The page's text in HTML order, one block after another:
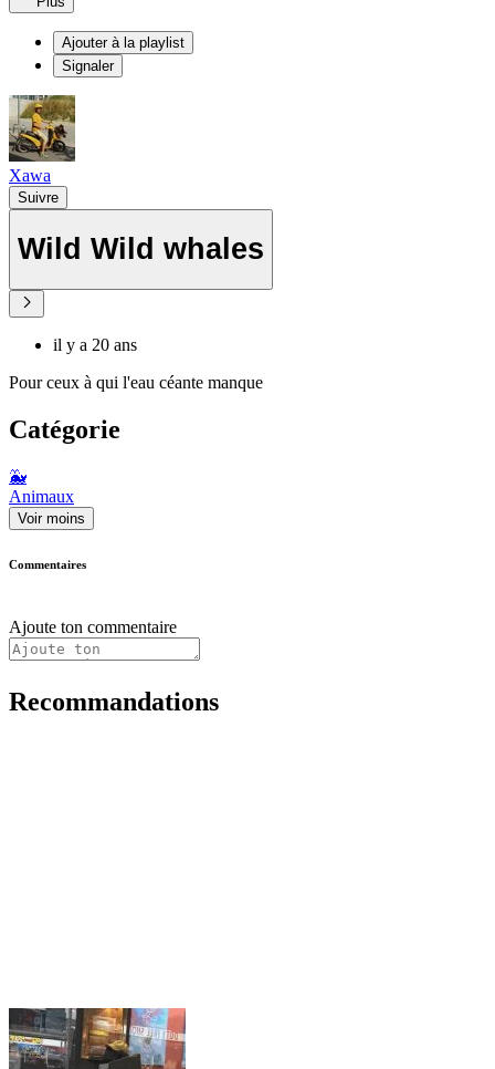
Ajouter à la playlist
Signaler
Xawa
Suivre
Wild Wild whales
il y a 20 ans
Pour ceux à qui l'eau céante manque
Catégorie
🐳
Animaux
Voir moins
Commentaires
Ajoute ton commentaire
Recommandations